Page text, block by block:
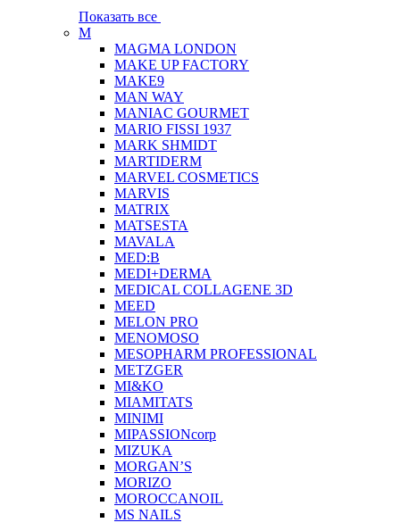
Показать все
M
MAGMA LONDON
MAKE UP FACTORY
MAKE9
MAN WAY
MANIAC GOURMET
MARIO FISSI 1937
MARK SHMIDT
MARTIDERM
MARVEL COSMETICS
MARVIS
MATRIX
MATSESTA
MAVALA
MED:B
MEDI+DERMA
MEDICAL COLLAGENE 3D
MEED
MELON PRO
MENOMOSO
MESOPHARM PROFESSIONAL
METZGER
MI&KO
MIAMITATS
MINIMI
MIPASSIONcorp
MIZUKA
MORGAN’S
MORIZO
MOROCCANOIL
MS NAILS